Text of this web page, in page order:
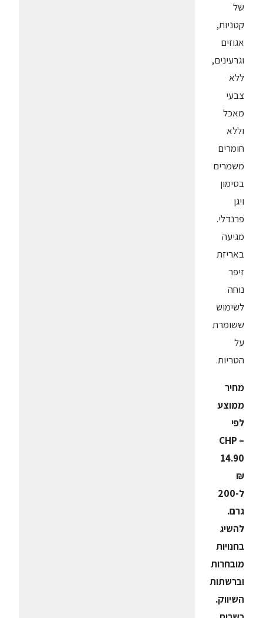
של
קטניות,
אגוזים
וגרעינים,
ללא
צבעי
מאכל
וללא
חומרים
משמרים
בסימון
ויגן
פרנדלי.
מגיעה
באריזת
זיפר
נוחה
לשימוש
ששומרת
על
הטריות.
מחיר
ממוצע
לפי
CHP –
14.90
₪
ל-200
גרם.
להשיג
בחנויות
מובחרות
וברשתות
השיווק.